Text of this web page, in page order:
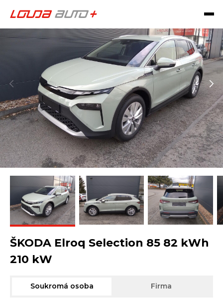
ŠKODA Elroq Selection 85 82 kWh
210 kW
Soukromá osoba Firma